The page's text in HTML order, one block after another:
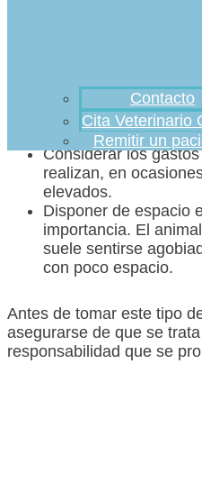
Contacto
Cita Veterinario
Remitir un
animales duran
Para los cuidados
disponen de mucho
ponerles un cuenco
dedicarles mucho
asearlos, educarlas,
Considerar los
realizan, en
elevados.
Disponer de espacio
importancia. El
suele sentirse
con poco espacio.
Antes de tomar este tipo
asegurarse de que se
responsabilidad que se